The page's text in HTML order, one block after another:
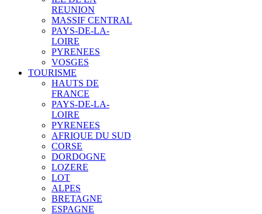
REUNION
MASSIF CENTRAL
PAYS-DE-LA-
LOIRE
PYRENEES
VOSGES
TOURISME
HAUTS DE
FRANCE
PAYS-DE-LA-
LOIRE
PYRENEES
AFRIQUE DU SUD
CORSE
DORDOGNE
LOZERE
LOT
ALPES
BRETAGNE
ESPAGNE